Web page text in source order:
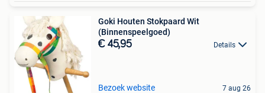
Goki Houten Stokpaard Wit
(Binnenspeelgoed)
€ 45,95 Details
Bezoek website 7 aug 26